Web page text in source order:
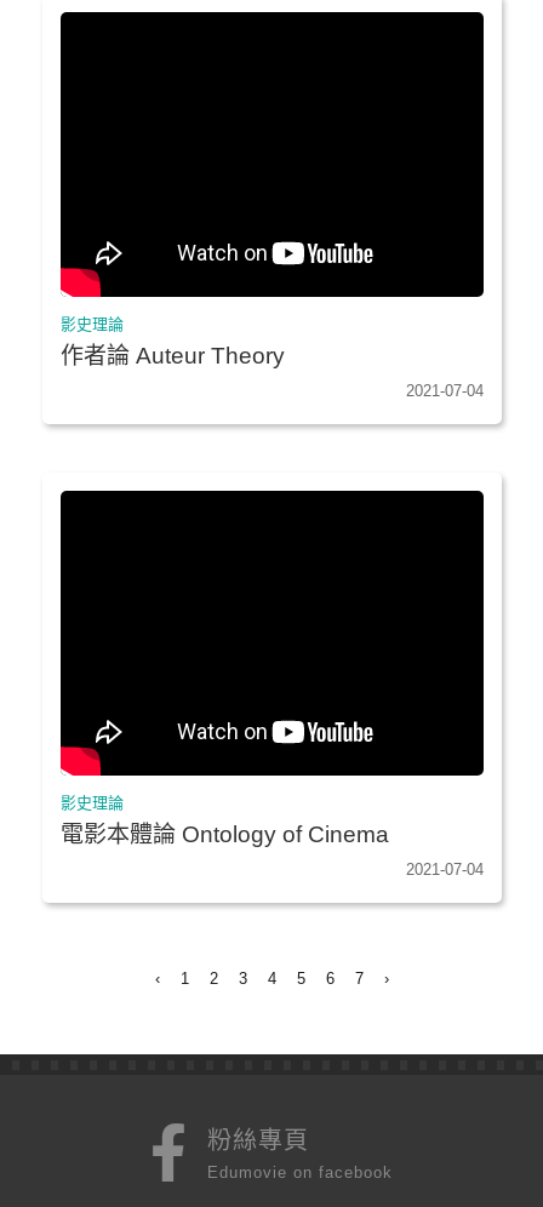
影史理論
作者論 Auteur Theory
2021-07-04
影史理論
電影本體論 Ontology of Cinema
2021-07-04
‹ 1 2 3 4 5 6 7 ›
粉絲專頁
Edumovie on facebook